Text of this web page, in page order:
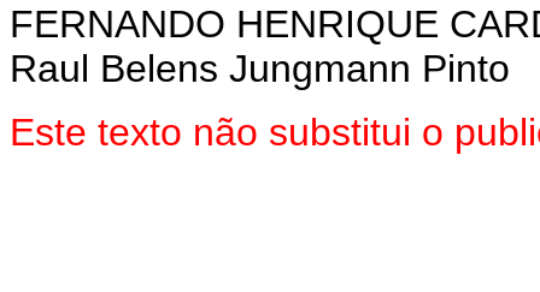
FERNANDO HENRIQUE
Raul Belens Jungmann Pinto
Este texto não substitui o